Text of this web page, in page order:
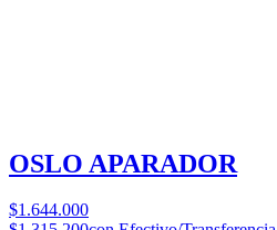
OSLO APARADOR
$1.644.000